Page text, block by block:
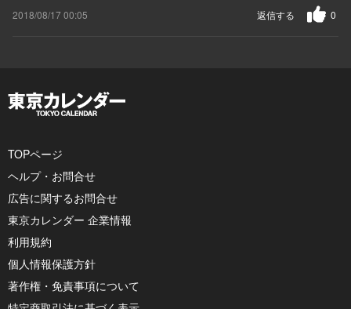
2018/08/17 00:05 0
返信する
TOPページ
ヘルプ・お問合せ
広告に関するお問合せ
東京カレンダー 企業情報
利用規約
個人情報保護方針
著作権・免責事項について